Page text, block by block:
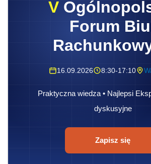
V
Forum
16.09.2026 8:30-17:10
Praktyczna wiedza • Najlepsi
dyskusyjne
Zapisz się